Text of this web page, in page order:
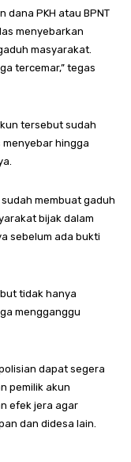
dana PKH atau BPNT
menyebarkan
masyarakat.
tercemar,” tegas
tersebut sudah
hingga
membuat gaduh
bijak dalam
sebelum ada bukti
tidak hanya
mengganggu
dapat segera
pemilik akun
efek jera agar
dan didesa lain.